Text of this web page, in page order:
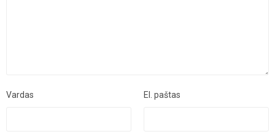
Vardas El. paštas